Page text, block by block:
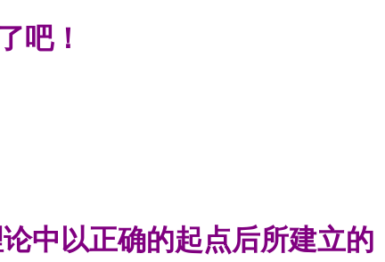
吧！
中以正确的起点后所建立的